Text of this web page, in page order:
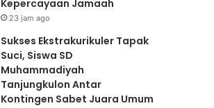
Kepercayaan Jamaah
23 jam ago
Sukses Ekstrakurikuler Tapak
Suci, Siswa SD
Muhammadiyah
Tanjungkulon Antar
Kontingen Sabet Juara Umum